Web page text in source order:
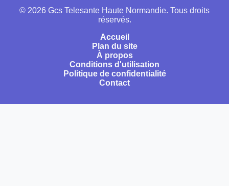
© 2026 Gcs Telesante Haute Normandie. Tous droits
réservés.
Accueil
Plan du site
À propos
Conditions d'utilisation
Politique de confidentialité
Contact